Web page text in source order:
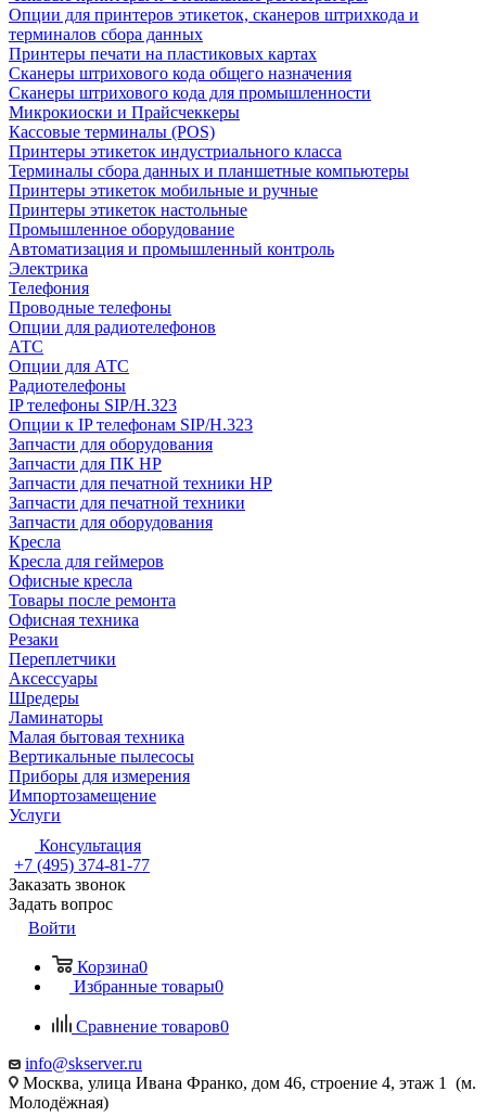
Опции для принтеров этикеток, сканеров штрихкода и
терминалов сбора данных
Принтеры печати на пластиковых картах
Сканеры штрихового кода общего назначения
Сканеры штрихового кода для промышленности
Микрокиоски и Прайсчеккеры
Кассовые терминалы (POS)
Принтеры этикеток индустриального класса
Терминалы сбора данных и планшетные компьютеры
Принтеры этикеток мобильные и ручные
Принтеры этикеток настольные
Промышленное оборудование
Автоматизация и промышленный контроль
Электрика
Телефония
Проводные телефоны
Опции для радиотелефонов
АТС
Опции для АТС
Радиотелефоны
IP телефоны SIP/H.323
Опции к IP телефонам SIP/H.323
Запчасти для оборудования
Запчасти для ПК HP
Запчасти для печатной техники HP
Запчасти для печатной техники
Запчасти для оборудования
Кресла
Кресла для геймеров
Офисные кресла
Товары после ремонта
Офисная техника
Резаки
Переплетчики
Аксессуары
Шредеры
Ламинаторы
Малая бытовая техника
Вертикальные пылесосы
Приборы для измерения
Импортозамещение
Услуги
Консультация
+7 (495) 374-81-77
Заказать звонок
Задать вопрос
Войти
Корзина0
Избранные товары0
Сравнение товаров0
info@skserver.ru
Москва, улица Ивана Франко, дом 46, строение 4, этаж 1 (м.
Молодёжная)